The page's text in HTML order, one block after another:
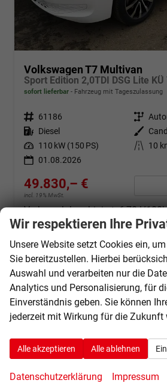
Volkswagen T7 Multivan
Sport Edition 2,0TDI DSG Lite
sofort lieferbar Fahrzeug mit Tageszulassung
Fahrzeugnr. 61186 Getriebe
Kraftstoff Diesel Außenfarbe
Leistung 110 kW (150 PS) Kilometerstand
10
01.08.2026
49.830,– €
incl. 19% MwSt.
Verbrauch kombiniert:6,70 l/
CO2-Klasse: F
-Emissionen:
Wir respektieren Ihre
Unsere Website setzt Cookies ein,
Sie bereitzustellen. Hierbei
Auswahl und verarbeiten nur die
Analytics und Personalisierung, für
Einverständnis geben. Sie können
jederzeit mit Wirkung für die Zukunft
Alle akzeptieren Alle ablehnen
Datenschutzerklärung Impressum